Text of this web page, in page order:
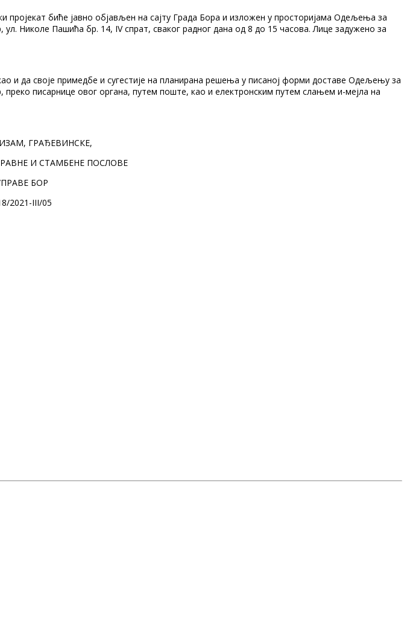
пројекат биће јавно објављен на сајту Града Бора и изложен у просторијама Одељења за
Николе Пашића бр. 14, IV спрат, сваког радног дана од 8 до 15 часова. Лице задужено за
и да своје примедбе и сугестије на планирана решења у писаној форми доставе Одељењу за
писарнице овог органа, путем поште, као и електронским путем слањем и-мејла на
ГРАЂЕВИНСКЕ,
И СТАМБЕНЕ ПОСЛОВЕ
БОР
2021-III/05